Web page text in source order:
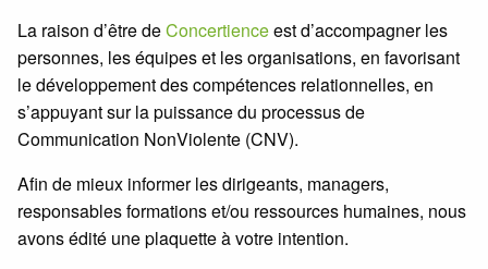
La raison d’être deConcertienceest d’accompagner les
personnes, les équipes et les organisations, en favorisant
le développement des compétences relationnelles, en
s’appuyant sur la puissance du processus de
Communication NonViolente (CNV).
Afin de mieux informer les dirigeants, managers,
responsables formations et/ou ressources humaines, nous
avons édité une plaquette à votre intention.